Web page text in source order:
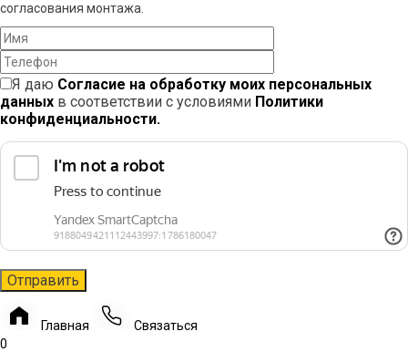
согласования монтажа.
Я даю Согласие на обработку моих персональных
данных в соответствии с условиями Политики
конфиденциальности.
Главная
Связаться
0